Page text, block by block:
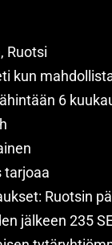
Ruotsi
kun
6
tarjoaa
Ruotsin
jälkeen 235